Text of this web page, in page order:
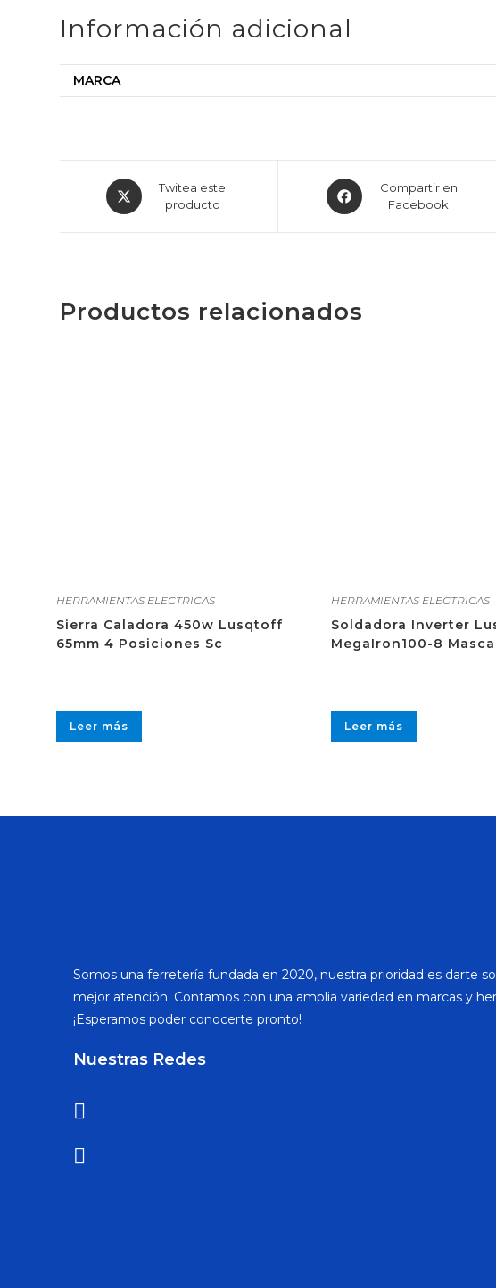
Información adicional
MARCA
Twitea este
producto
Compartir en
Facebook
Productos relacionados
HERRAMIENTAS ELECTRICAS
Sierra Caladora 450w Lusqtoff
65mm 4 Posiciones Sc
Leer más
HERRAMIENTAS ELECTRICAS
Soldadora Inverter
MegaIron100-8
Leer más
Somos una ferretería fundada en 2020, nuestra prioridad es darte
mejor atención. Contamos con una amplia variedad en marcas y
¡Esperamos poder conocerte pronto!
Nuestras Redes